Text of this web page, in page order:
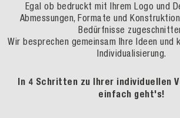
Egal ob bedruckt mit Ihrem Logo und
Abmessungen, Formate und
Bedürfnisse
Wir besprechen gemeinsam Ihre Ideen und
Individualisierung.
In 4 Schritten zu Ihrer individuellen
einfach geht's!